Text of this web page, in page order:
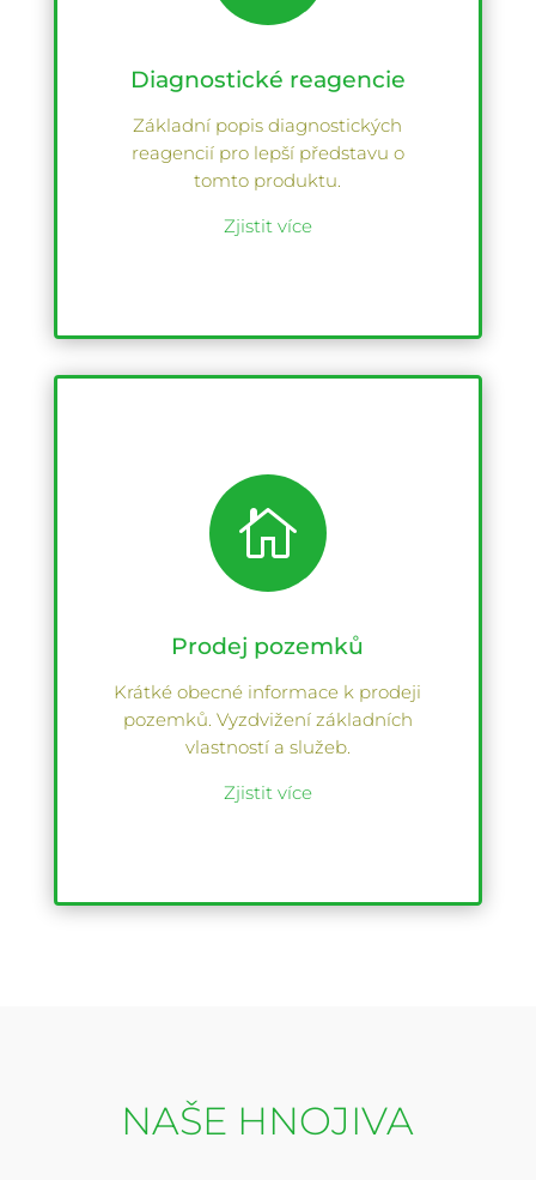
Diagnostické reagencie
Základní popis diagnostických
reagencií pro lepší představu o
tomto produktu.
Zjistit více

Prodej pozemků
Krátké obecné informace k prodeji
pozemků. Vyzdvižení základních
vlastností a služeb.
Zjistit více
NAŠE HNOJIVA